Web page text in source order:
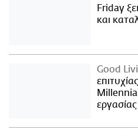
Friday
και
Good
εργασίας